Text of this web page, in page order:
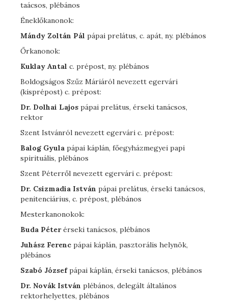
taácsos, plébános
Éneklőkanonok:
Mándy Zoltán Pál pápai prelátus, c. apát, ny. plébános
Őrkanonok:
Kuklay Antal c. prépost, ny. plébános
Boldogságos Szűz Máriáról nevezett egervári
(kisprépost) c. prépost:
Dr. Dolhai Lajos pápai prelátus, érseki tanácsos,
rektor
Szent Istvánról nevezett egervári c. prépost:
Balog Gyula pápai káplán, főegyházmegyei papi
spirituális, plébános
Szent Péterről nevezett egervári c. prépost:
Dr. Csizmadia István pápai prelátus, érseki tanácsos,
penitenciárius, c. prépost, plébános
Mesterkanonokok:
Buda Péterérseki tanácsos, plébános
Juhász Ferenc pápai káplán, pasztorális helynök,
plébános
Szabó Józsefpápai káplán, érseki tanácsos, plébános
Dr. Novák István plébános, delegált általános
rektorhelyettes, plébános